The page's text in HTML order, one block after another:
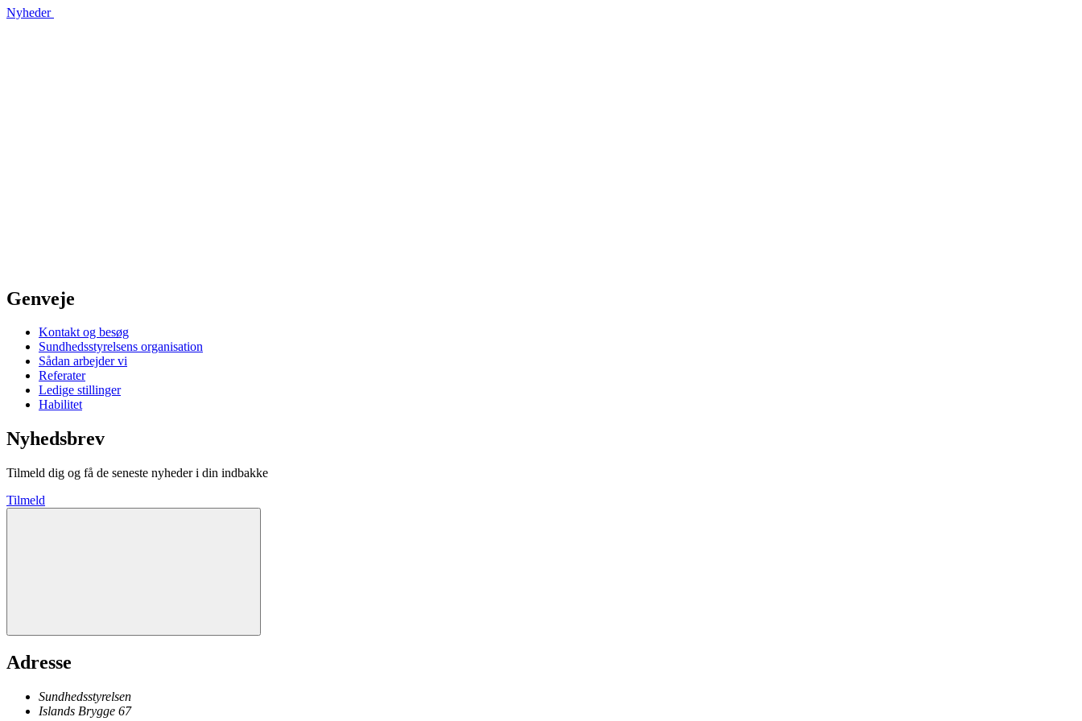
Nyheder
Genveje
Kontakt og besøg
Sundhedsstyrelsens organisation
Sådan arbejder vi
Referater
Ledige stillinger
Habilitet
Nyhedsbrev
Tilmeld dig og få de seneste nyheder i din indbakke
Tilmeld
Adresse
Sundhedsstyrelsen
Islands Brygge 67